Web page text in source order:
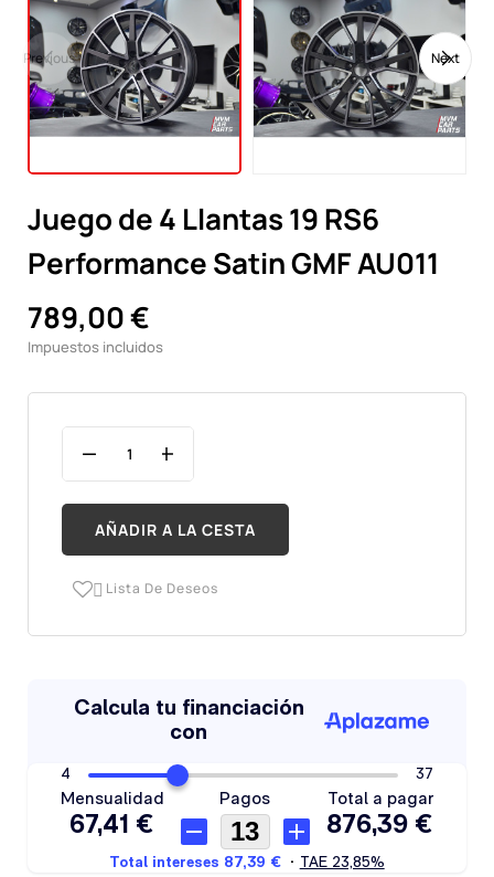
Previous Next
Juego de 4 Llantas 19 RS6
Performance Satin GMF AU011
789,00 €
Impuestos incluidos
AÑADIR A LA CESTA
 Lista De Deseos